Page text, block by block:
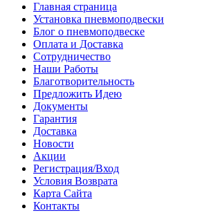
Главная страница
Установка пневмоподвески
Блог о пневмоподвеске
Оплата и Доставка
Сотрудничество
Наши Работы
Благотворительность
Предложить Идею
Документы
Гарантия
Доставка
Новости
Акции
Регистрация/Вход
Условия Возврата
Карта Сайта
Контакты